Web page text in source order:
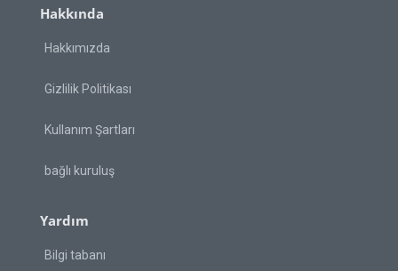
Hakkında
Hakkımızda
Gizlilik Politikası
Kullanım Şartları
bağlı kuruluş
Yardım
Bilgi tabanı